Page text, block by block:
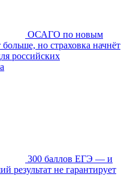
ОСАГО по новым
но страховка начнёт
российских
300 баллов ЕГЭ — и
результат не гарантирует